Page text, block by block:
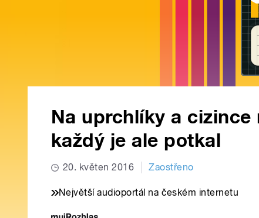
Na uprchlíky a cizince
každý je ale potkal
20. květen 2016 Zaostřeno
Největší audioportál na českém internetu